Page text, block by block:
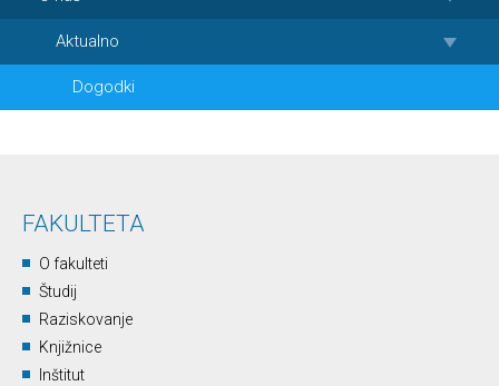
Aktualno
Dogodki
FAKULTETA
O fakulteti
Študij
Raziskovanje
Knjižnice
Inštitut